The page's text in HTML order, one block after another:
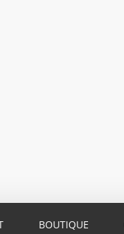
BOUTIQUE